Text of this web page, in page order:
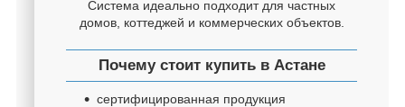
Система идеально подходит для частных
домов, коттеджей и коммерческих объектов.
Почему стоит купить в Астане
сертифицированная продукция